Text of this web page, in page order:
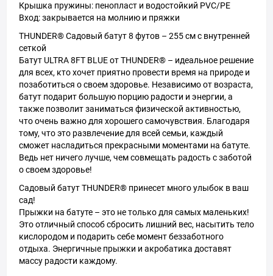
Крышка пружины: пенопласт и водостойкий PVC/PE
Вход: закрывается на молнию и пряжки
THUNDER®️ Садовый батут 8 футов – 255 см с внутренней
сеткой
Батут ULTRA 8FT BLUE от THUNDER®️ – идеальное решение
для всех, кто хочет приятно провести время на природе и
позаботиться о своем здоровье. Независимо от возраста,
батут подарит большую порцию радости и энергии, а
также позволит заниматься физической активностью,
что очень важно для хорошего самочувствия. Благодаря
тому, что это развлечение для всей семьи, каждый
сможет насладиться прекрасными моментами на батуте.
Ведь нет ничего лучше, чем совмещать радость с заботой
о своем здоровье!
Садовый батут THUNDER®️ принесет много улыбок в ваш
сад!
Прыжки на батуте – это не только для самых маленьких!
Это отличный способ сбросить лишний вес, насытить тело
кислородом и подарить себе момент беззаботного
отдыха. Энергичные прыжки и акробатика доставят
массу радости каждому.